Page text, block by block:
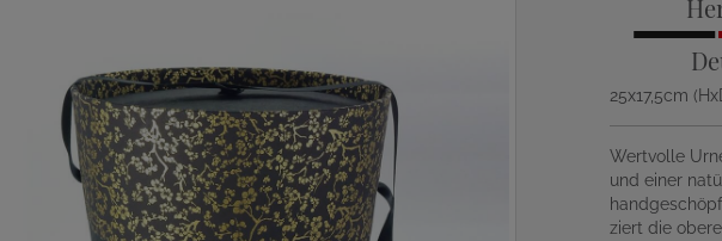
25x17,5cm
Wertvolle
und einer
ziert die